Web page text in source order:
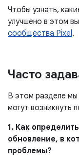
Чтобы узнать,
улучшено в этом
сообщества Pixel.
Часто
В этом разделе
могут возникнуть
1. Как
обновление, в
проблемы?